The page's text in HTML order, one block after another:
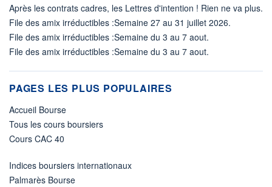
Après les contrats cadres, les Lettres d'intention ! Rien ne va plus.
File des amix irréductibles :Semaine 27 au 31 juillet 2026.
File des amix irréductibles :Semaine du 3 au 7 aout.
File des amix irréductibles :Semaine du 3 au 7 aout.
PAGES LES PLUS POPULAIRES
Accueil Bourse
Tous les cours boursiers
Cours CAC 40
Indices boursiers internationaux
Palmarès Bourse